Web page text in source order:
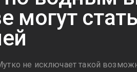
могут
не исключает такой